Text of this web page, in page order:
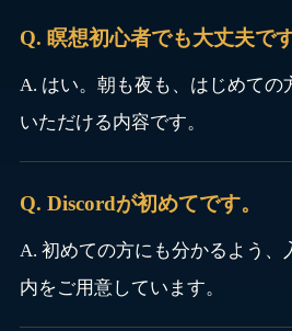
Q. 瞑想初心者でも大丈夫で
A. はい。朝も夜も、はじめての
いただける内容です。
Q. Discordが初めてです。
A. 初めての方にも分かるよう、
内をご用意しています。